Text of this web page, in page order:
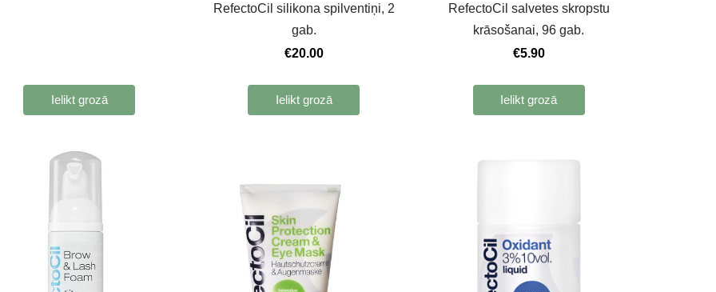
Ielikt grozā
RefectoCil silikona spilventiņi, 2
gab.
€20.00
Ielikt grozā
RefectoCil salvetes skropstu
krāsošanai, 96 gab.
€5.90
Ielikt grozā